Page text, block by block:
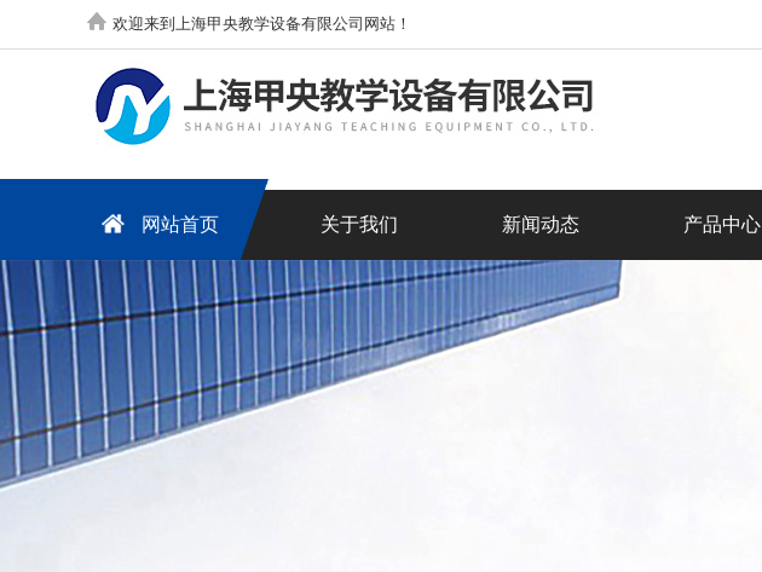
欢迎来到上海甲央教学设备有限公司网站！
网站首页 关于我们 新闻动态 产品中心